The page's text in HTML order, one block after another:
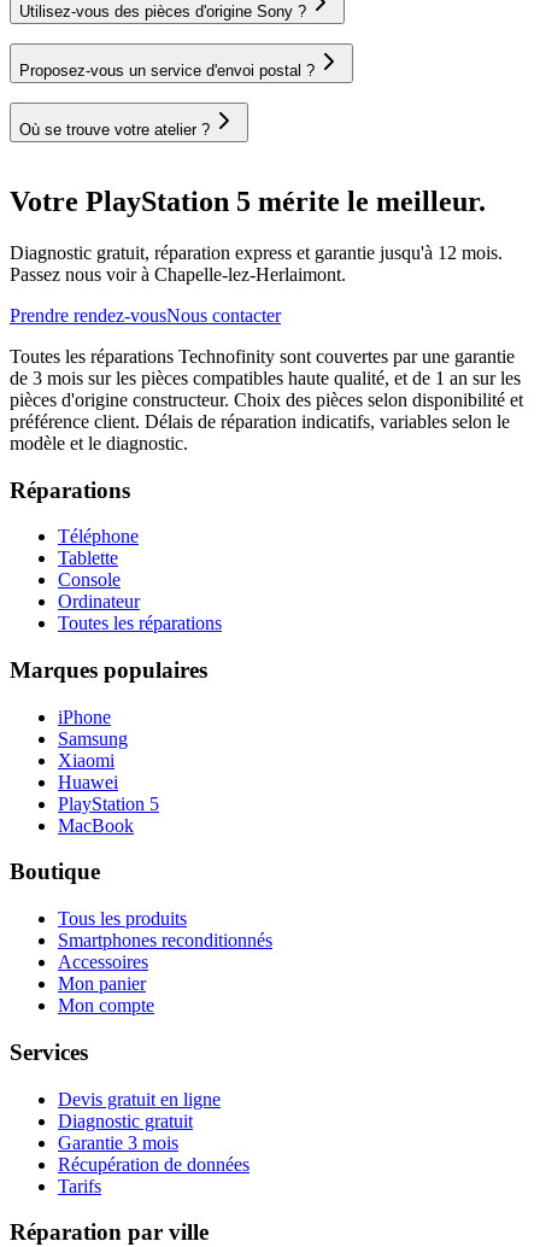
Utilisez-vous des pièces d'origine Sony ?
Proposez-vous un service d'envoi postal ?
Où se trouve votre atelier ?
Votre PlayStation 5 mérite le meilleur.
Diagnostic gratuit, réparation express et garantie jusqu'à 12 mois.
Passez nous voir à Chapelle-lez-Herlaimont.
Prendre rendez-vousNous contacter
Toutes les réparations Technofinity sont couvertes par une garantie
de 3 mois sur les pièces compatibles haute qualité, et de 1 an sur les
pièces d'origine constructeur. Choix des pièces selon disponibilité et
préférence client. Délais de réparation indicatifs, variables selon le
modèle et le diagnostic.
Réparations
Téléphone
Tablette
Console
Ordinateur
Toutes les réparations
Marques populaires
iPhone
Samsung
Xiaomi
Huawei
PlayStation 5
MacBook
Boutique
Tous les produits
Smartphones reconditionnés
Accessoires
Mon panier
Mon compte
Services
Devis gratuit en ligne
Diagnostic gratuit
Garantie 3 mois
Récupération de données
Tarifs
Réparation par ville